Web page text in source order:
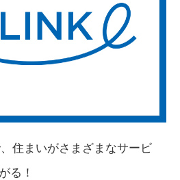
住まいがさまざまなサービ
る！